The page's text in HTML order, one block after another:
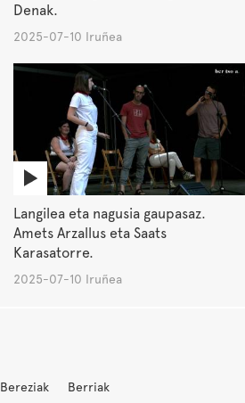
Denak.
2025-07-10 Iruñea
Langilea eta nagusia gaupasaz.
Amets Arzallus eta Saats
Karasatorre.
2025-07-10 Iruñea
Bereziak Berriak